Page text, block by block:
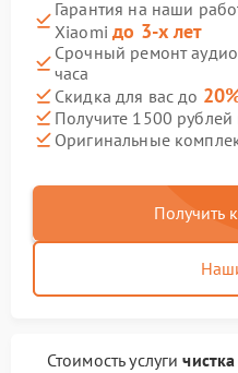
Гарантия на наши
Xiaomiдо 3-х лет
Срочный ремонт
часа
Скидка для вас до
Получите 1500
Оригинальные
Получить
Стоимость услуги